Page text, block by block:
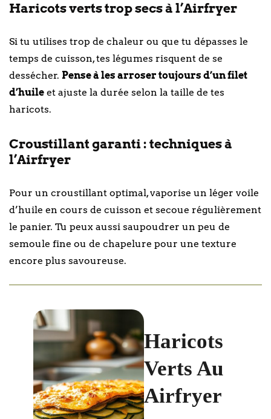
Haricots verts trop secs à l’Airfryer
Si tu utilises trop de chaleur ou que tu dépasses le
temps de cuisson, tes légumes risquent de se
dessécher. Pense à les arroser toujours d’un filet
d’huile et ajuste la durée selon la taille de tes
haricots.
Croustillant garanti : techniques à
l’Airfryer
Pour un croustillant optimal, vaporise un léger voile
d’huile en cours de cuisson et secoue régulièrement
le panier. Tu peux aussi saupoudrer un peu de
semoule fine ou de chapelure pour une texture
encore plus savoureuse.
Haricots
Verts Au
Airfryer